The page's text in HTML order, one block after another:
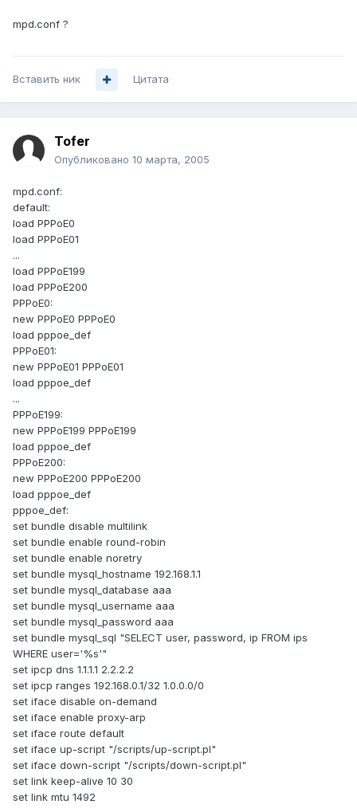
mpd.conf ?
Вставить ник Цитата
Tofer
Опубликовано 10 марта, 2005
mpd.conf:
default:
load PPPoE0
load PPPoE01
...
load PPPoE199
load PPPoE200
PPPoE0:
new PPPoE0 PPPoE0
load pppoe_def
PPPoE01:
new PPPoE01 PPPoE01
load pppoe_def
...
PPPoE199:
new PPPoE199 PPPoE199
load pppoe_def
PPPoE200:
new PPPoE200 PPPoE200
load pppoe_def
pppoe_def:
set bundle disable multilink
set bundle enable round-robin
set bundle enable noretry
set bundle mysql_hostname 192.168.1.1
set bundle mysql_database aaa
set bundle mysql_username aaa
set bundle mysql_password aaa
set bundle mysql_sql "SELECT user, password, ip FROM ips
WHERE user='%s'"
set ipcp dns 1.1.1.1 2.2.2.2
set ipcp ranges 192.168.0.1/32 1.0.0.0/0
set iface disable on-demand
set iface enable proxy-arp
set iface route default
set iface up-script "/scripts/up-script.pl"
set iface down-script "/scripts/down-script.pl"
set link keep-alive 10 30
set link mtu 1492